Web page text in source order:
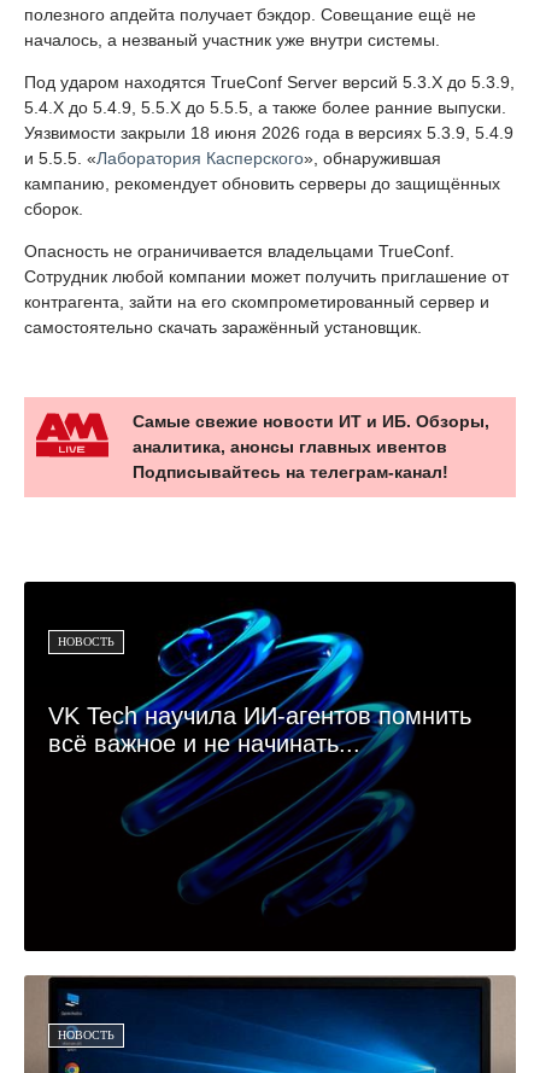
полезного апдейта получает бэкдор. Совещание ещё не
началось, а незваный участник уже внутри системы.
Под ударом находятся TrueConf Server версий 5.3.X до 5.3.9,
5.4.X до 5.4.9, 5.5.X до 5.5.5, а также более ранние выпуски.
Уязвимости закрыли 18 июня 2026 года в версиях 5.3.9, 5.4.9
и 5.5.5. «Лаборатория Касперского», обнаружившая
кампанию, рекомендует обновить серверы до защищённых
сборок.
Опасность не ограничивается владельцами TrueConf.
Сотрудник любой компании может получить приглашение от
контрагента, зайти на его скомпрометированный сервер и
самостоятельно скачать заражённый установщик.
Самые свежие новости ИТ и ИБ. Обзоры,
аналитика, анонсы главных ивентов
Подписывайтесь на телеграм-канал!
НОВОСТЬ
VK Tech научила ИИ-агентов помнить
всё важное и не начинать...
НОВОСТЬ